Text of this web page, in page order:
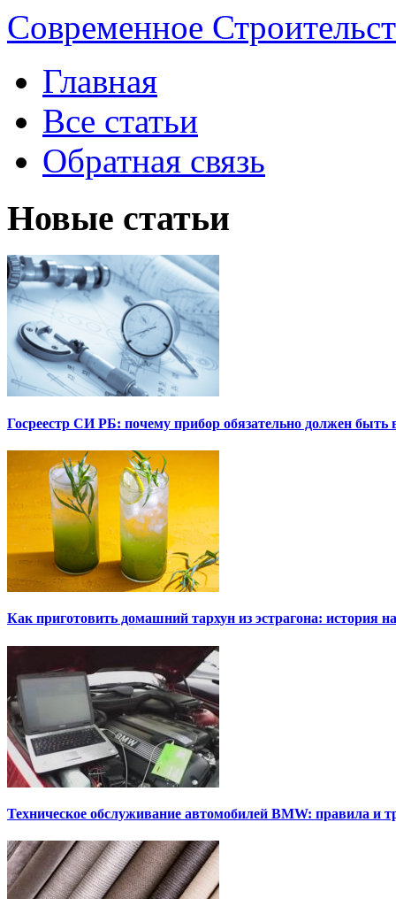
Современное
Главная
Все статьи
Обратная связь
Новые статьи
Госреестр СИ РБ: почему прибор обязательно должен быть
Как приготовить домашний тархун из эстрагона: история
Техническое обслуживание автомобилей BMW: правила и